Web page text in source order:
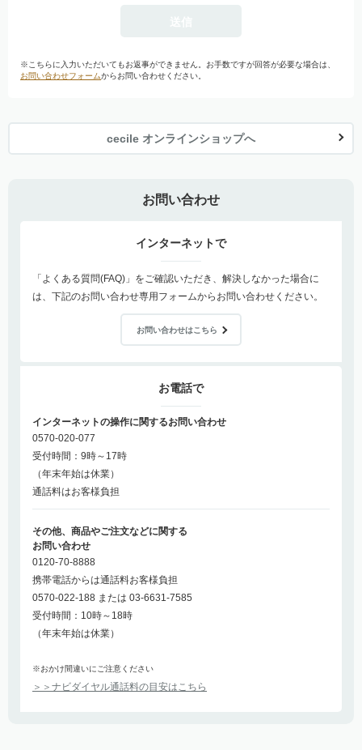
※こちらに入力いただいてもお返事ができません。お手数ですが回答が必要な場合は、
お問い合わせフォームからお問い合わせください。
cecile オンラインショップへ
お問い合わせ
インターネットで
「よくある質問(FAQ)」をご確認いただき、解決しなかった場合に
は、下記のお問い合わせ専用フォームからお問い合わせください。
お問い合わせはこちら
お電話で
インターネットの操作に関するお問い合わせ
0570-020-077
受付時間：9時～17時
（年末年始は休業）
通話料はお客様負担
その他、商品やご注文などに関する
お問い合わせ
0120-70-8888
携帯電話からは通話料お客様負担
0570-022-188 または 03-6631-7585
受付時間：10時～18時
（年末年始は休業）
※おかけ間違いにご注意ください
＞＞ナビダイヤル通話料の目安はこちら